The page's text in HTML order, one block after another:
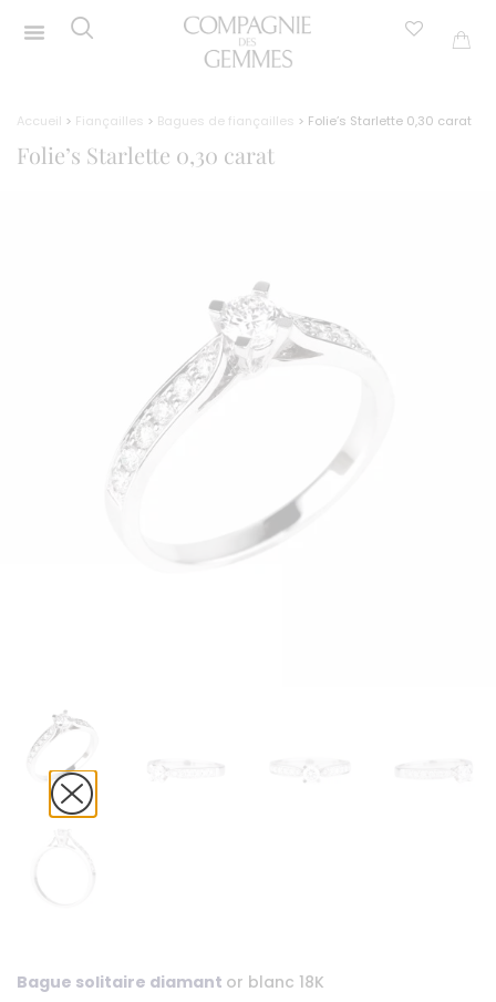
Accueil > Fiançailles > Bagues de fiançailles > Folie’s Starlette 0,30 carat
Folie’s Starlette 0,30 carat
Bague solitaire diamant or blanc 18K